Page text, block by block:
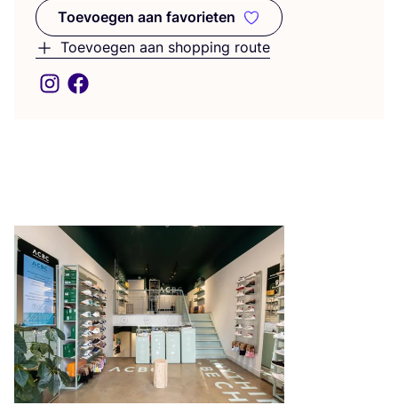
Toevoegen aan favorieten
Toevoegen aan favorieten
Toevoegen aan shopping route